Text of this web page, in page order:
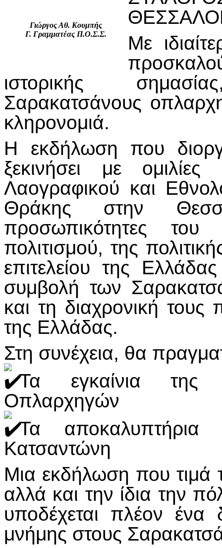
Γιώργος Αθ. Κουμπής
Γ. Γραμματέας Π.Ο.Σ.Σ.
Με
ιστορικής
Σαρακατσάνους
κληρονομιά.
Η εκδήλωση που
ξεκινήσει με
Λαογραφικού και
Θράκης στην
προσωπικότητες
πολιτισμού, της
επιτελείου της
συμβολή των
και τη διαχρονική τους
της Ελλάδας.
Στη συνέχεια, θα
Τα εγκαίνια της
Οπλαρχηγών
Τα
Κατσαντώνη
Μια εκδήλωση που τιμά
αλλά και την ίδια την
υποδέχεται πλέον ένα
μνήμης στους